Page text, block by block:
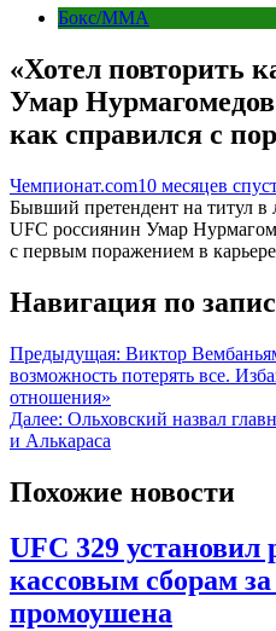
Бокс/MMA
«Хотел повторить
Умар Нурмагомедов
как справился с
Чемпионат.com10 месяцев
Бывший претендент на титул в
UFC россиянин Умар
с первым поражением в
Навигация по
Предыдущая: Виктор
возможность потерять все.
отношения»
Далее: Ольховский назвал
и Алькараса
Похожие новости
UFC 329 установил
кассовым сборам
промоушена